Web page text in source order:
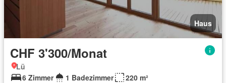
Haus
CHF 3'300/Monat
Lü
6 Zimmer
1 Badezimmer
220 m²